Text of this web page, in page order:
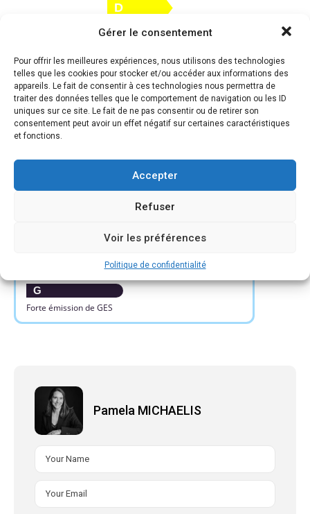
Gérer le consentement
Pour offrir les meilleures expériences, nous utilisons des technologies
telles que les cookies pour stocker et/ou accéder aux informations des
appareils. Le fait de consentir à ces technologies nous permettra de
traiter des données telles que le comportement de navigation ou les ID
uniques sur ce site. Le fait de ne pas consentir ou de retirer son
consentement peut avoir un effet négatif sur certaines caractéristiques
et fonctions.
Accepter
Refuser
Voir les préférences
Politique de confidentialité
371 12*
D
E
F
G
Logement énergivore
Faible émission de GES
B
G
Forte émission de GES
12
Pamela MICHAELIS